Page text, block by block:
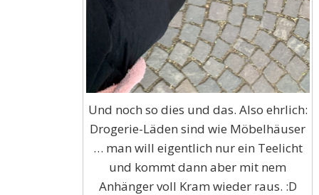
Und noch so dies und das. Also ehrlich:
Drogerie-Läden sind wie Möbelhäuser
… man will eigentlich nur ein Teelicht
und kommt dann aber mit nem
Anhänger voll Kram wieder raus. :D